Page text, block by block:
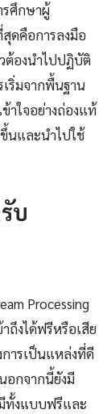
รศึกษาผู้
ดคือการลงมือ
ต้องนำไปปฏิบัติ
เริ่มจากพื้นฐาน
าใจอย่างถ่องแท้
นและนำไปใช้
บ
Processing
ถึงได้ฟรีหรือเสีย
การเป็นแหล่งที่ดี
อกจากนี้ยังมี
ทั้งแบบฟรีและ